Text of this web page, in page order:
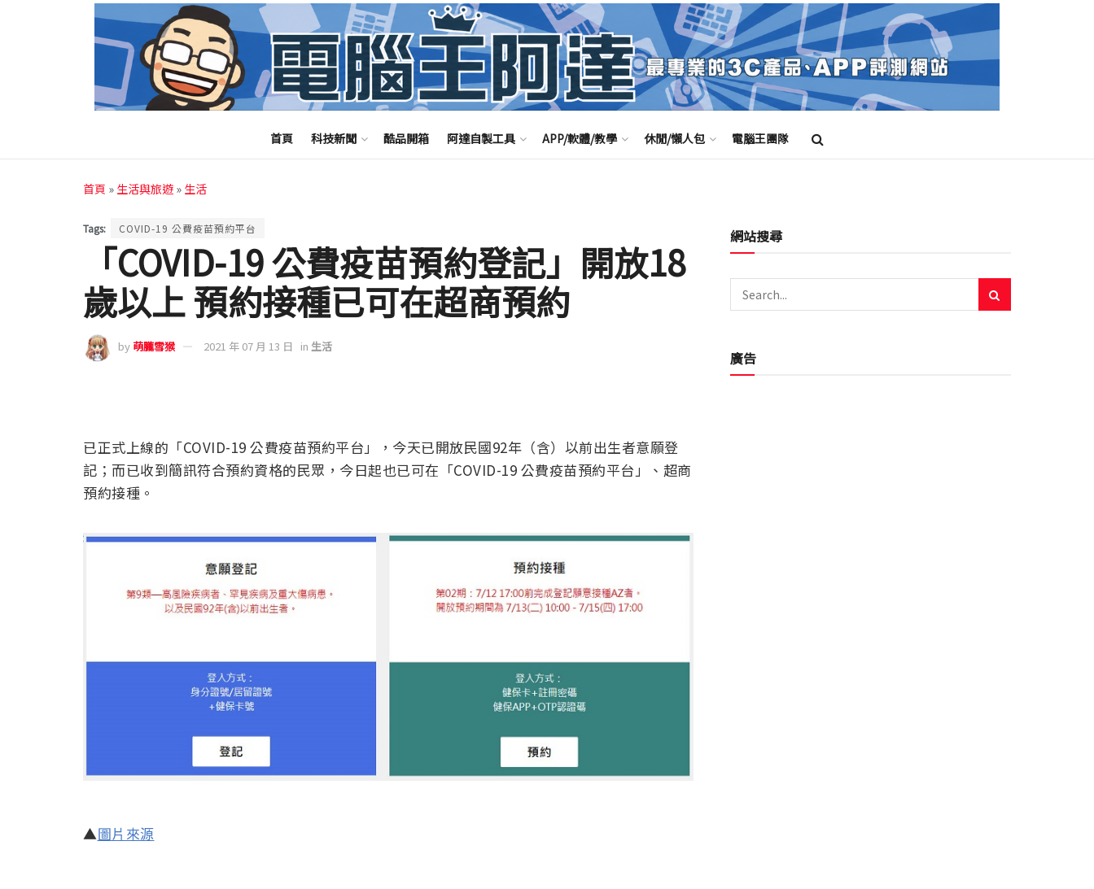
首頁 科技新聞 酷品開箱 阿達自製工具 APP/軟體/教學 休閒/懶人包 電腦王團隊
首頁 » 生活與旅遊 » 生活
Tags: COVID-19 公費疫苗預約平台
「COVID-19 公費疫苗預約登記」開放18
歲以上 預約接種已可在超商預約
by 萌朧雪猴 2021 年 07 月 13 日 in 生活
已正式上線的「COVID-19 公費疫苗預約平台」，今天已開放民國92年（含）以前出生者意願登
記；而已收到簡訊符合預約資格的民眾，今日起也已可在「COVID-19 公費疫苗預約平台」、超商
預約接種。
▲圖片來源
網站搜尋
廣告